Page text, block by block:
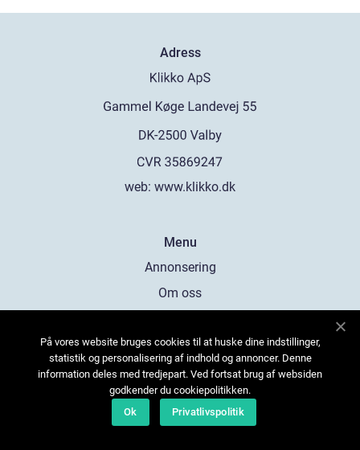
Adress
web: www.klikko.dk
Menu
Annonsering
Om oss
Kontakta oss
Sitemap
På vores website bruges cookies til at huske dine indstillinger,
statistik og personalisering af indhold og annoncer. Denne
information deles med tredjepart. Ved fortsat brug af websiden
godkender du cookiepolitikken.
Ok
Privatlivspolitik